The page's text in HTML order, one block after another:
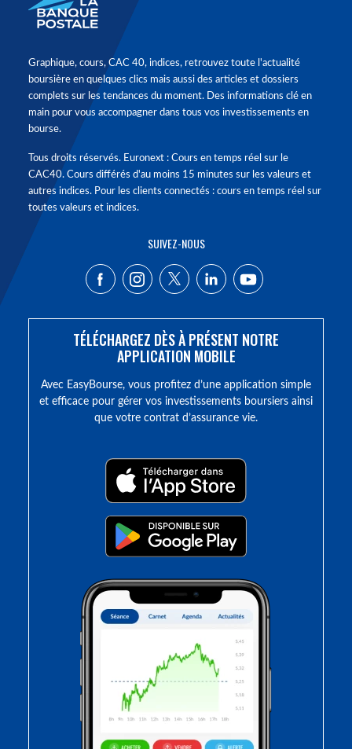
Graphique, cours, CAC 40, indices, retrouvez toute l'actualité
boursière en quelques clics mais aussi des articles et dossiers
complets sur les tendances du moment. Des informations clé en
main pour vous accompagner dans tous vos investissements en
bourse.
Tous droits réservés. Euronext : Cours en temps réel sur le
CAC40. Cours différés d'au moins 15 minutes sur les valeurs et
autres indices. Pour les clients connectés : cours en temps réel sur
toutes valeurs et indices.
SUIVEZ-NOUS
TÉLÉCHARGEZ DÈS À PRÉSENT NOTRE
APPLICATION MOBILE
Avec EasyBourse, vous profitez d’une application simple
et efficace pour gérer vos investissements boursiers ainsi
que votre contrat d’assurance vie.